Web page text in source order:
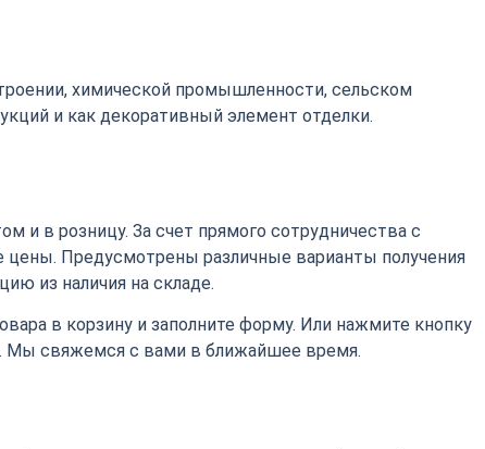
химической промышленности, сельском
и как декоративный элемент отделки.
и в розницу. За счет прямого сотрудничества с
Предусмотрены различные варианты получения
из наличия на складе.
в корзину и заполните форму. Или нажмите кнопку
Мы свяжемся с вами в ближайшее время.